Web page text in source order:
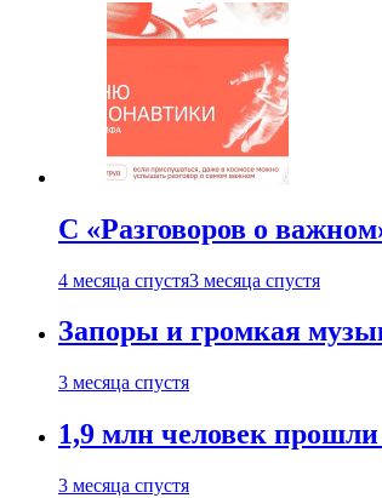
С «Разговоров о
4 месяца спустя3 месяца спустя
Запоры и громкая
3 месяца спустя
1,9 млн человек прошли
3 месяца спустя